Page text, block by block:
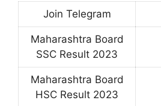
Join Telegram
Maharashtra Board
SSC Result 2023
Maharashtra Board
HSC Result 2023